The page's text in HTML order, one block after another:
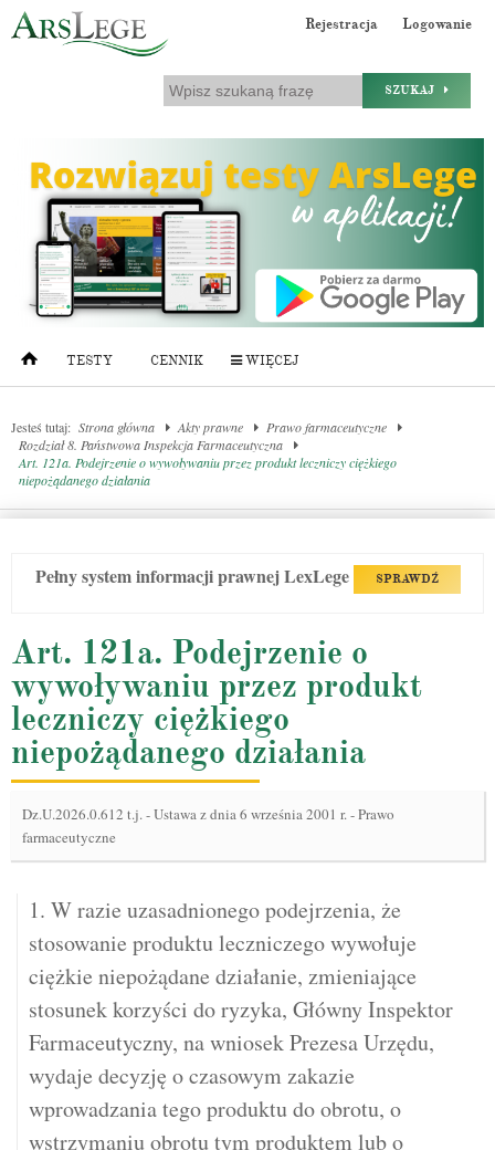
Rejestracja Logowanie
SZUKAJ
TESTY CENNIK WIĘCEJ
Jesteś tutaj: Strona główna Akty prawne
Prawo farmaceutyczne
Rozdział 8. Państwowa Inspekcja Farmaceutyczna
Art. 121a. Podejrzenie o wywoływaniu przez produkt leczniczy ciężkiego
niepożądanego działania
Pełny system informacji prawnej LexLege SPRAWDŹ
Art. 121a. Podejrzenie o
wywoływaniu przez produkt
leczniczy ciężkiego
niepożądanego działania
Dz.U.2026.0.612 t.j.-Ustawa z dnia 6 września 2001 r. - Prawo
farmaceutyczne
1. W razie uzasadnionego podejrzenia, że
stosowanie produktu leczniczego wywołuje
ciężkie niepożądane działanie, zmieniające
stosunek korzyści do ryzyka, Główny Inspektor
Farmaceutyczny, na wniosek Prezesa Urzędu,
wydaje decyzję o czasowym zakazie
wprowadzania tego produktu do obrotu, o
wstrzymaniu obrotu tym produktem lub o